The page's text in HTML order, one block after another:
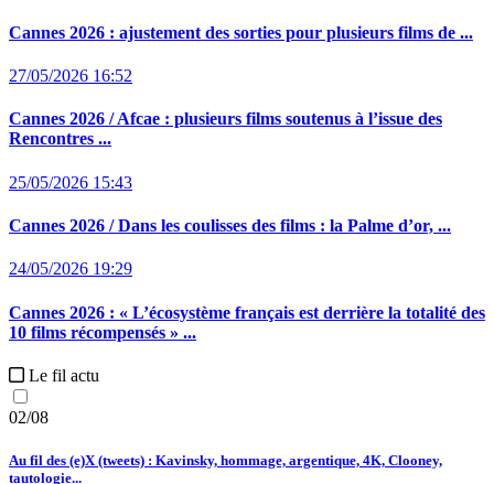
Cannes 2026 : ajustement des sorties pour plusieurs films de ...
27/05/2026 16:52
Cannes 2026 / Afcae : plusieurs films soutenus à l’issue des
Rencontres ...
25/05/2026 15:43
Cannes 2026 / Dans les coulisses des films : la Palme d’or, ...
24/05/2026 19:29
Cannes 2026 : « L’écosystème français est derrière la totalité des
10 films récompensés » ...
Le fil actu
02/08
Au fil des (e)X (tweets) : Kavinsky, hommage, argentique, 4K, Clooney,
tautologie...